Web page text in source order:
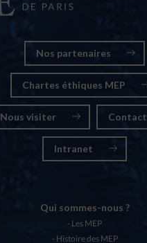
Nos partenaires
Chartes éthiques MEP
Nous visiter Contact
Intranet
Qui sommes-nous ?
Les MEP
Histoire des MEP